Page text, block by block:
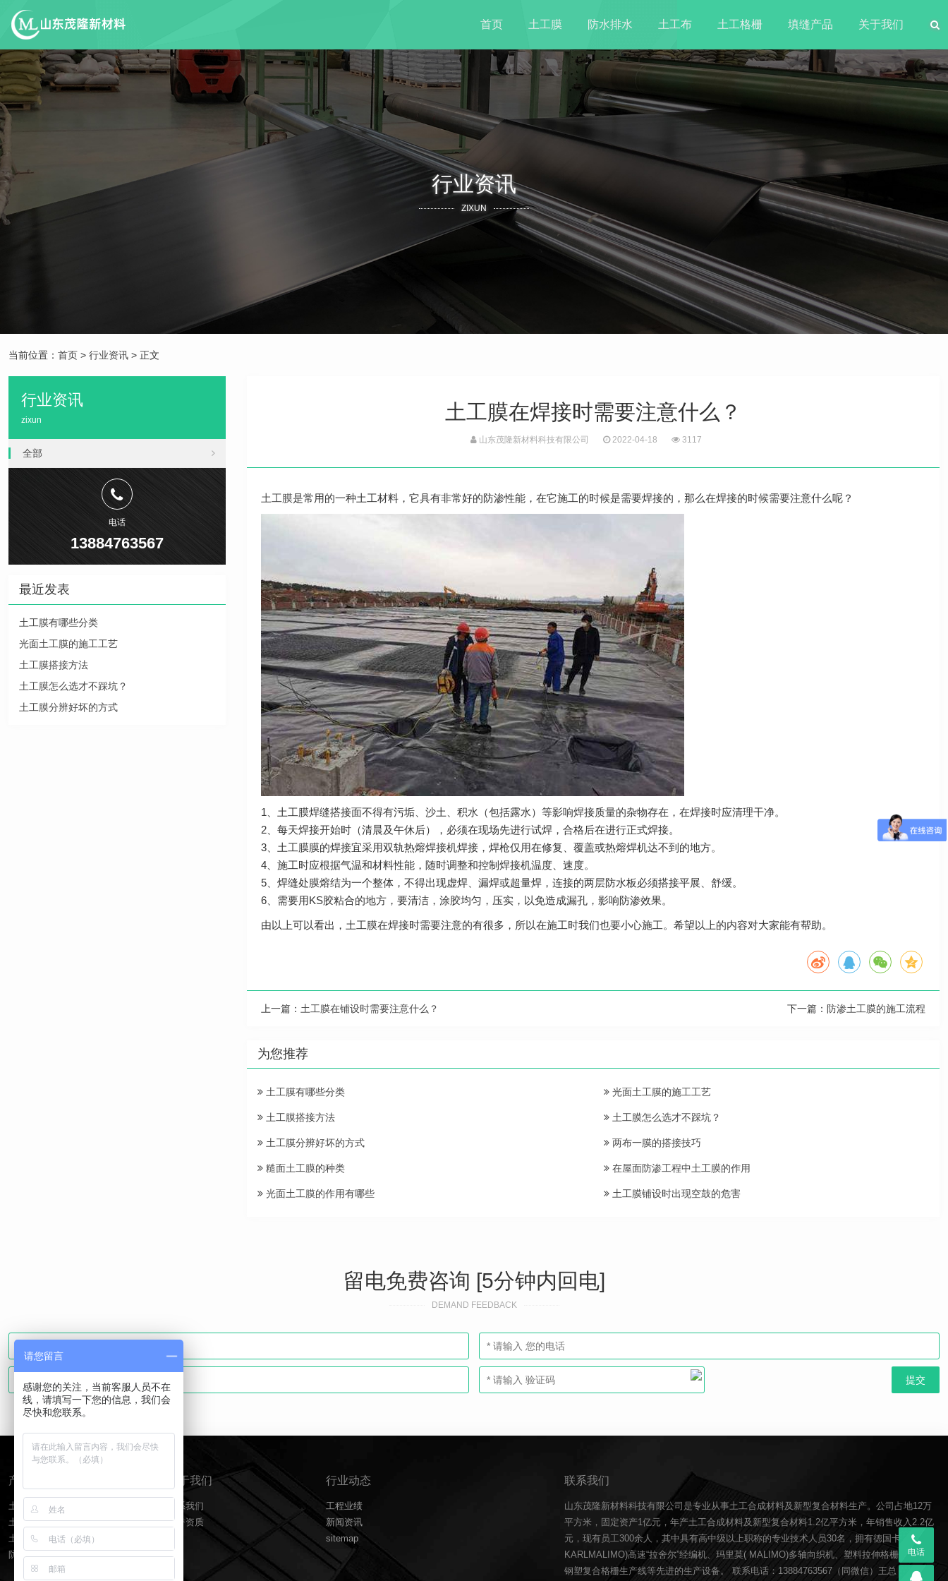
首页 土工膜 防水排水 土工布 土工格栅 填缝产品 关于我们
行业资讯
ZIXUN
当前位置： 首页 > 行业资讯 > 正文
土工膜在焊接时需要注意什么？
山东茂隆新材料科技有限公司 2022-04-18 3117
土工膜是常用的一种土工材料，它具有非常好的防渗性能，在它施工的时候是需要焊接的，那么在焊接的时候需要注意什么呢？
1、土工膜焊缝搭接面不得有污垢、沙土、积水（包括露水）等影响焊接质量的杂物存在，在焊接时应清理干净。
2、每天焊接开始时（清晨及午休后），必须在现场先进行试焊，合格后在进行正式焊接。
3、土工膜膜的焊接宜采用双轨热熔焊接机焊接，焊枪仅用在修复、覆盖或热熔焊机达不到的地方。
4、施工时应根据气温和材料性能，随时调整和控制焊接机温度、速度。
5、焊缝处膜熔结为一个整体，不得出现虚焊、漏焊或超量焊，连接的两层防水板必须搭接平展、舒缓。
6、需要用KS胶粘合的地方，要清洁，涂胶均匀，压实，以免造成漏孔，影响防渗效果。
由以上可以看出，土工膜在焊接时需要注意的有很多，所以在施工时我们也要小心施工。希望以上的内容对大家能有帮助。
上一篇： 土工膜在铺设时需要注意什么？ 下一篇： 防渗土工膜的施工流程
为您推荐
土工膜有哪些分类 光面土工膜的施工工艺
土工膜搭接方法 土工膜怎么选才不踩坑？
土工膜分辨好坏的方式 两布一膜的搭接技巧
糙面土工膜的种类 在屋面防渗工程中土工膜的作用
光面土工膜的作用有哪些 土工膜铺设时出现空鼓的危害
行业资讯
zixun
全部
电话
13884763567
最近发表
土工膜有哪些分类
光面土工膜的施工工艺
土工膜搭接方法
土工膜怎么选才不踩坑？
土工膜分辨好坏的方式
留电免费咨询 [5分钟内回电]
DEMAND FEEDBACK
产品分类
土工膜
土工布
土工格栅
防水板排水网
关于我们
联系我们
荣誉资质
行业动态
工程业绩
新闻资讯
sitemap
联系我们
山东茂隆新材料科技有限公司是专业从事土工合成材料及新型复合材料生产。公司占地12万
平方米，固定资产1亿元，年产土工合成材料及新型复合材料1.2亿平方米，年销售收入2.2亿
元，现有员工300余人，其中具有高中级以上职称的专业技术人员30名，拥有德国卡尔迈耶(
KARLMALIMO)高速“拉舍尔”经编机、玛里莫( MALIMO)多轴向织机、塑料拉伸格栅生产线、
钢塑复合格栅生产线等先进的生产设备。 联系电话：13884763567（同微信）王总
电话
请您留言
感谢您的关注，当前客服人员不在
线，请填写一下您的信息，我们会
尽快和您联系。